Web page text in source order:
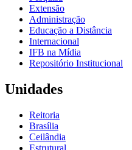
Extensão
Administração
Educação a Distância
Internacional
IFB na Mídia
Repositório Institucional
Unidades
Reitoria
Brasília
Ceilândia
Estrutural